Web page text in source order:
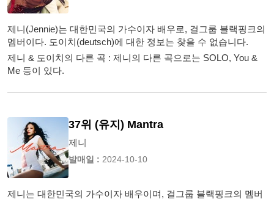
제니(Jennie)는 대한민국의 가수이자 배우로, 걸그룹 블랙핑크의
멤버이다. 도이치(deutsch)에 대한 정보는 찾을 수 없습니다.
제니 & 도이치의 다른 곡 : 제니의 다른 곡으로는 SOLO, You &
Me 등이 있다.
37위 (유지) Mantra
제니
발매일 : 2024-10-10
제니는 대한민국의 가수이자 배우이며, 걸그룹 블랙핑크의 멤버